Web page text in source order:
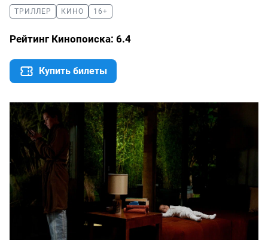
ТРИЛЛЕР КИНО 16+
Рейтинг Кинопоиска: 6.4
Купить билеты